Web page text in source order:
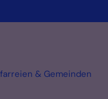
& Gemeinden